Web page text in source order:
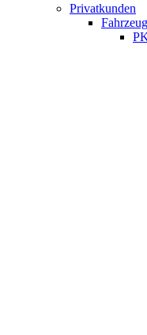
Privatkunden